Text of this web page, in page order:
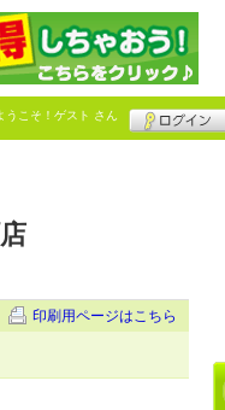
うこそ！ ゲスト さん
印刷用ページはこちら